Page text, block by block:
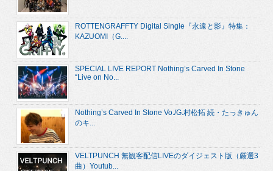
ROTTENGRAFFTY Digital Single『永遠と影』特集：
KAZUOMI（G....
SPECIAL LIVE REPORT Nothing’s Carved In Stone
“Live on No...
Nothing’s Carved In Stone Vo./G.村松拓 続・たっきゅん
のキ...
VELTPUNCH 無観客配信LIVEのダイジェスト版（厳選3
曲）Youtub...